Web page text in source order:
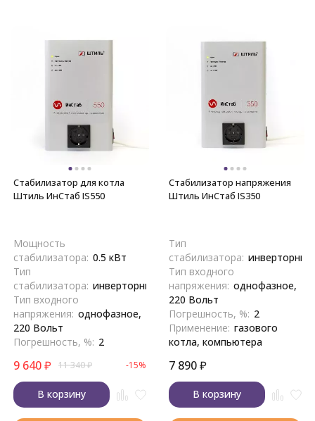
Стабилизатор для котла
Штиль ИнСтаб IS550
Мощность
стабилизатора: 0.5 кВт
Тип
стабилизатора: инверторный
Тип входного
напряжения: однофазное,
220 Вольт
Погрешность, %: 2
9 640₽ 11 340₽ -15%
В корзину
Стабилизатор напряжения
Штиль ИнСтаб IS350
Тип
стабилизатора: инверторный
Тип входного
напряжения: однофазное,
220 Вольт
Погрешность, %: 2
Применение: газового
котла, компьютера
7 890₽
В корзину